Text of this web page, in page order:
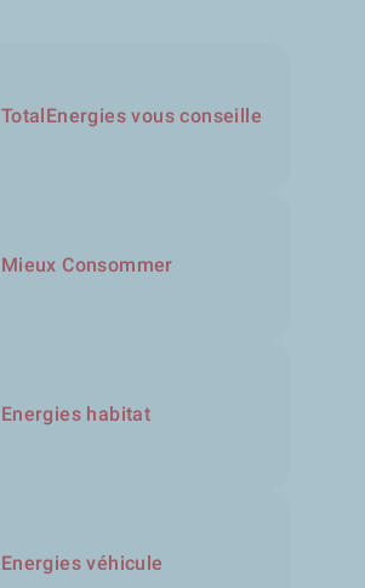
TotalEnergies vous conseille
Mieux Consommer
Energies habitat
Energies véhicule